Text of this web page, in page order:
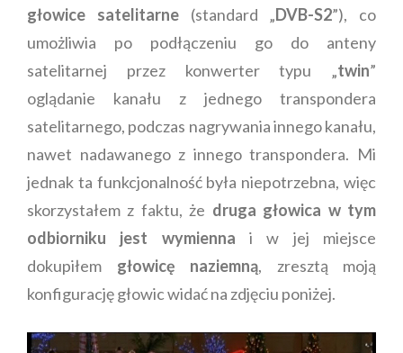
głowice satelitarne(standard „DVB-S2”), co
umożliwia po podłączeniu go do anteny
satelitarnej przez konwerter typu „twin”
oglądanie kanału z jednego transpondera
satelitarnego, podczas nagrywania innego kanału,
nawet nadawanego z innego transpondera. Mi
jednak ta funkcjonalność była niepotrzebna, więc
skorzystałem z faktu, że druga głowica w tym
odbiorniku jest wymienna i w jej miejsce
dokupiłem głowicę naziemną, zresztą moją
konfigurację głowic widać na zdjęciu poniżej.